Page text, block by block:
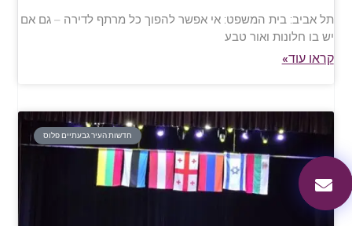
תל אביב: בית המשפט: אי אפשר להפוך כל מרתף לדירה – גם אם
יש בו חלונות ואור טבע
קראו עוד»
חדשות העיר גבעתיים פלוס